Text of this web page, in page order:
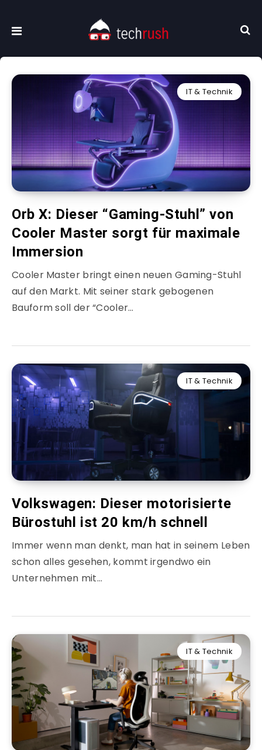
IT & Technik
Orb X: Dieser “Gaming-Stuhl” von
Cooler Master sorgt für maximale
Immersion
Cooler Master bringt einen neuen Gaming-Stuhl
auf den Markt. Mit seiner stark gebogenen
Bauform soll der “Cooler…
IT & Technik
Volkswagen: Dieser motorisierte
Bürostuhl ist 20 km/h schnell
Immer wenn man denkt, man hat in seinem Leben
schon alles gesehen, kommt irgendwo ein
Unternehmen mit…
IT & Technik